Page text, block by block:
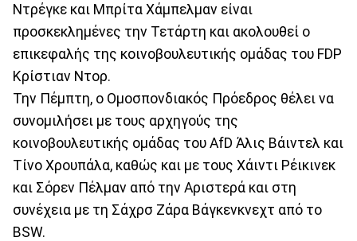
Ντρέγκε και Μπρίτα Χάμπελμαν είναι
προσκεκλημένες την Τετάρτη και ακολουθεί ο
επικεφαλής της κοινοβουλευτικής ομάδας του FDP
Κρίστιαν Ντορ.
Την Πέμπτη, ο Ομοσπονδιακός Πρόεδρος θέλει να
συνομιλήσει με τους αρχηγούς της
κοινοβουλευτικής ομάδας του AfD Άλις Βάιντελ και
Τίνο Χρουπάλα, καθώς και με τους Χάιντι Ρέικινεκ
και Σόρεν Πέλμαν από την Αριστερά και στη
συνέχεια με τη Σάχρσ Ζάρα Βάγκενκνεχτ από το
BSW.